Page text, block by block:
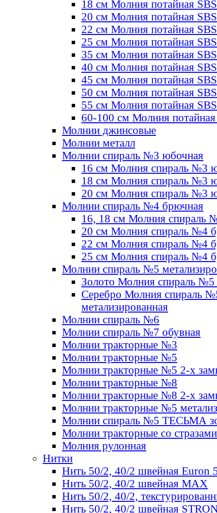
18 см Молния потайная SBS
20 см Молния потайная SBS
22 см Молния потайная SBS
25 см Молния потайная SBS
35 см Молния потайная SBS
40 см Молния потайная SBS
45 см Молния потайная SBS
50 см Молния потайная SBS
55 см Молния потайная SBS
60-100 см Молния
Молнии джинсовые
Молнии металл
Молнии спираль №3 юбочная
16 см Молния спираль №3
18 см Молния спираль №3
20 см Молния спираль №3
Молнии спираль №4 брючная
16, 18 см Молния спираль
20 см Молния спираль №4
22 см Молния спираль №4
25 см Молния спираль №4
Молнии спираль №5
Золото Молния спираль №5
Серебро Молния спираль
метализированная
Молнии спираль №6
Молнии спираль №7 обувная
Молнии тракторные №3
Молнии тракторные №5
Молнии тракторные №5 2-х
Молнии тракторные №8
Молнии тракторные №8 2-х
Молнии тракторные №5
Молнии спираль №5 ТЕСЬМА
Молнии тракторные со стразами
Молния рулонная
Нитки
Нить 50/2, 40/2 швейная Euron
Нить 50/2, 40/2 швейная МАХ
Нить 50/2, 40/2,
Нить 50/2, 40/2 швейная